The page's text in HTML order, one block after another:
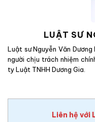
LUẬT SƯ
Luật sư Nguyễn Văn
người chịu trách nhiệm
ty Luật TNHH Dương Gia.
Liên hệ với